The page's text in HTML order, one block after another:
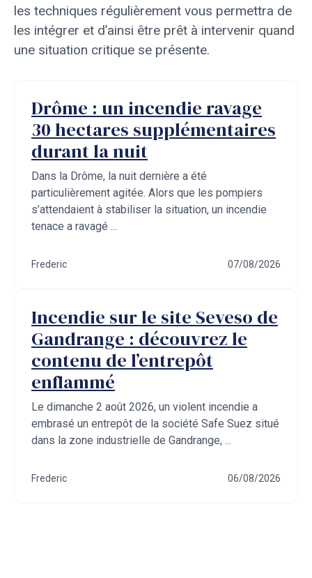
les techniques régulièrement vous permettra de
les intégrer et d’ainsi être prêt à intervenir quand
une situation critique se présente.
Drôme : un incendie ravage
30 hectares supplémentaires
durant la nuit
Dans la Drôme, la nuit dernière a été
particulièrement agitée. Alors que les pompiers
s’attendaient à stabiliser la situation, un incendie
tenace a ravagé ...
Frederic 07/08/2026
Incendie sur le site Seveso de
Gandrange : découvrez le
contenu de l’entrepôt
enflammé
Le dimanche 2 août 2026, un violent incendie a
embrasé un entrepôt de la société Safe Suez situé
dans la zone industrielle de Gandrange, ...
Frederic 06/08/2026